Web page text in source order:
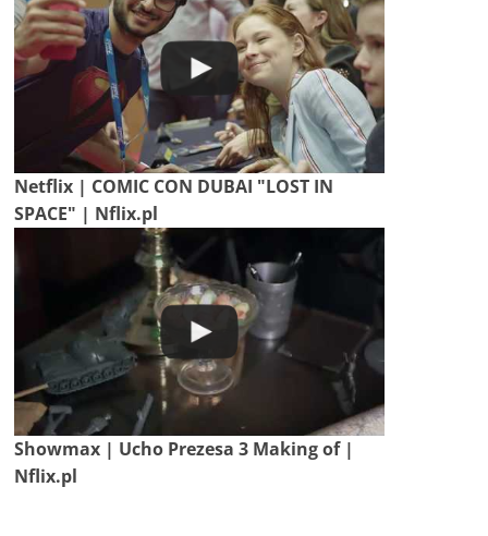
Netflix | COMIC CON DUBAI "LOST IN
SPACE" | Nflix.pl
Showmax | Ucho Prezesa 3 Making of |
Nflix.pl